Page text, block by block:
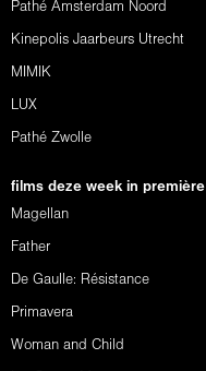
Pathé Amsterdam Noord
Kinepolis Jaarbeurs Utrecht
MIMIK
LUX
Pathé Zwolle
films deze week in première
Magellan
Father
De Gaulle: Résistance
Primavera
Woman and Child